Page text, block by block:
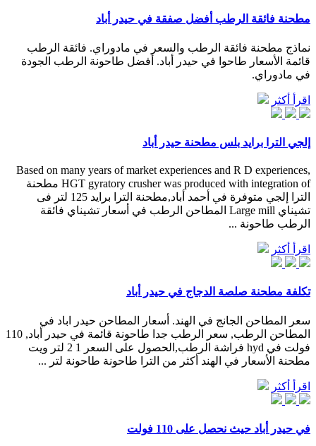
مطحنة فائقة الرطب أفضل صفقة في حيدر أباد
نماذج مطحنة فائقة الرطب والسعر في مادوراي. فائقة الرطب
قائمة الأسعار طاحوا في حيدر أباد. أفضل طاحونة الرطب الجودة
في مادوراي.
اقرأ أكثر
إلجي الترا برايد بلس مطحنة حيدر أباد
Based on many years of market experiences and R D experiences,
HGT gyratory crusher was produced with integration of مطحنة
الترا إلجي متوفرة في أحمد أباد,مطحنة الترا برايد 125 لتر فى
تشيناي Large mill المطاحن الرطب في أسعار تشيناي فائقة
الرطب طاحونة ...
اقرأ أكثر
تكلفة مطحنة صلصة الدجاج في حيدر أباد
سعر المطاحن الجانج في الهند. أسعار المطاحن حيدر اباد في
المطاحن الرطب, سعر الرطب جدا طاحونة قائمة في حيدر أباد, 110
فولت في hyd فراشة الرطب,الحصول على السعر 1 2 لتر ويت
مطحنة الأسعار في الهند أكثر من الترا طاحونة طاحونة لتر ...
اقرأ أكثر
في حيدر أباد حيث نحصل على 110 فولت